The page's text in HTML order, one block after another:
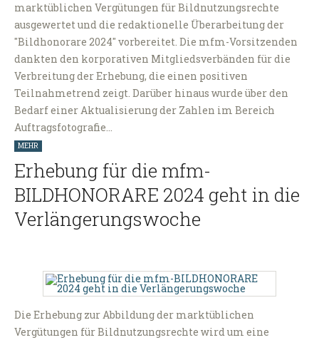
marktüblichen Vergütungen für Bildnutzungsrechte
ausgewertet und die redaktionelle Überarbeitung der
"Bildhonorare 2024" vorbereitet. Die mfm-Vorsitzenden
dankten den korporativen Mitgliedsverbänden für die
Verbreitung der Erhebung, die einen positiven
Teilnahmetrend zeigt. Darüber hinaus wurde über den
Bedarf einer Aktualisierung der Zahlen im Bereich
Auftragsfotografie…
MEHR
Erhebung für die mfm-
BILDHONORARE 2024 geht in die
Verlängerungswoche
Die Erhebung zur Abbildung der marktüblichen
Vergütungen für Bildnutzungsrechte wird um eine